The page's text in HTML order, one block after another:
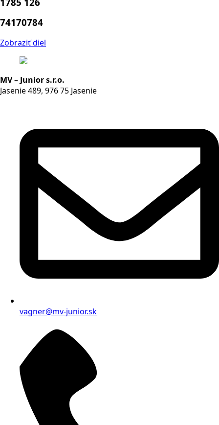
74170784
Zobraziť diel
MV – Junior s.r.o.
Jasenie 489, 976 75 Jasenie
vagner@mv-junior.sk